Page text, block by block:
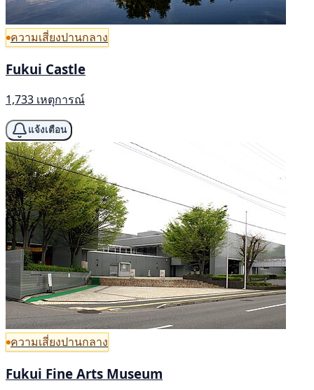
ความเสี่ยงปานกลาง
Fukui Castle
1,733 เหตุการณ์
แจ้งเตือน
ความเสี่ยงปานกลาง
Fukui Fine Arts Museum